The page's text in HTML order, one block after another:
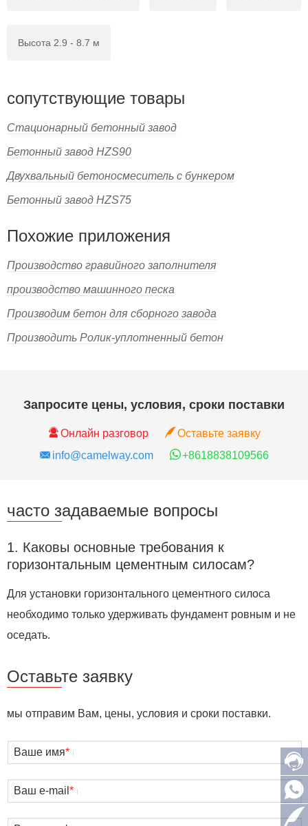
Высота 2.9 - 8.7 м
сопутствующие товары
Стационарный бетонный завод
Бетонный завод HZS90
Двухвальный бетоносмеситель с бункером
Бетонный завод HZS75
Похожие приложения
Производство гравийного заполнителя
производство машинного песка
Производим бетон для сборного завода
Производить Ролик-уплотненный бетон
Запросите цены, условия, сроки поставки
Онлайн разговор
Оставьте заявку
info@camelway.com
+8618838109566
часто задаваемые вопросы
1. Каковы основные требования к
горизонтальным цементным силосам?
Для установки горизонтального цементного силоса
необходимо только удерживать фундамент ровным и не
оседать.
Оставьте заявку
мы отправим Вам, цены, условия и сроки поставки.
Ваше имя*
Ваш e-mail *